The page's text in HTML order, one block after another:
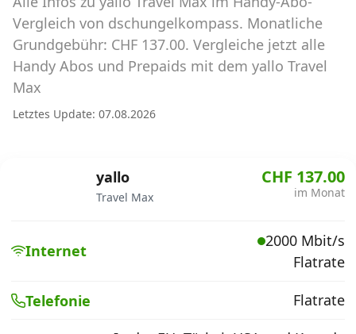
Abos für Tablets, Hotspots und Smart
Watches
Tarifrechner Handy-Abo
Alle Anbieter
Mobilfunknetz Schweiz
Handy-Abo kündigen oder
Vergleich von dschungelkompass. Monatliche
Grundgebühr: CHF 137.00. Vergleiche jetzt alle
Handy Abos und Prepaids mit dem yallo Travel
Max
Letztes Update: 07.08.2026
yallo
Travel Max
CHF 137.00
im Monat
Internet
2000 Mbit/s
Flatrate
Telefonie Flatrate